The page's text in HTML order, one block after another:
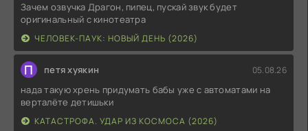
Зачем озвучка Драгон, пипец, пускай звук будет
оригинальный с кинотеатра
ЧЕЛОВЕК-ПАУК: НОВЫЙ ДЕНЬ (2026)
П петя хуякин 05.08.26
нада такую хрень придумать бабы уже с автоматами на
верталёте детишьки
КАТАСТРОФА. УДАР ИЗ КОСМОСА (2026)